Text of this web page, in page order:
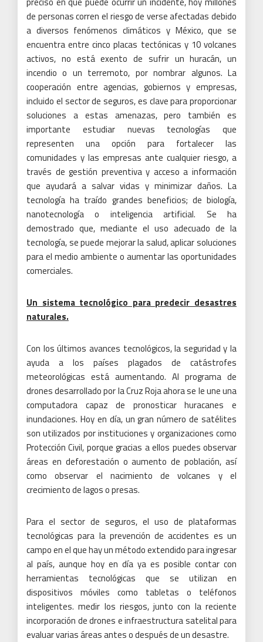
de personas corren el riesgo de verse afectadas debido
a diversos fenómenos climáticos y México, que se
encuentra entre cinco placas tectónicas y 10 volcanes
activos, no está exento de sufrir un huracán, un
incendio o un terremoto, por nombrar algunos. La
cooperación entre agencias, gobiernos y empresas,
incluido el sector de seguros, es clave para proporcionar
soluciones a estas amenazas, pero también es
importante estudiar nuevas tecnologías que
representen una opción para fortalecer las
comunidades y las empresas ante cualquier riesgo, a
través de gestión preventiva y acceso a información
que ayudará a salvar vidas y minimizar daños. La
tecnología ha traído grandes beneficios; de biología,
nanotecnología o inteligencia artificial. Se ha
demostrado que, mediante el uso adecuado de la
tecnología, se puede mejorar la salud, aplicar soluciones
para el medio ambiente o aumentar las oportunidades
comerciales.
Un sistema tecnológico para predecir desastres
naturales.
Con los últimos avances tecnológicos, la seguridad y la
ayuda a los países plagados de catástrofes
meteorológicas está aumentando. Al programa de
drones desarrollado por la Cruz Roja ahora se le une una
computadora capaz de pronosticar huracanes e
inundaciones. Hoy en día, un gran número de satélites
son utilizados por instituciones y organizaciones como
Protección Civil, porque gracias a ellos puedes observar
áreas en deforestación o aumento de población, así
como observar el nacimiento de volcanes y el
crecimiento de lagos o presas.
Para el sector de seguros, el uso de plataformas
tecnológicas para la prevención de accidentes es un
campo en el que hay un método extendido para ingresar
al país, aunque hoy en día ya es posible contar con
herramientas tecnológicas que se utilizan en
dispositivos móviles como tabletas o teléfonos
inteligentes. medir los riesgos, junto con la reciente
incorporación de drones e infraestructura satelital para
evaluar varias áreas antes o después de un desastre.